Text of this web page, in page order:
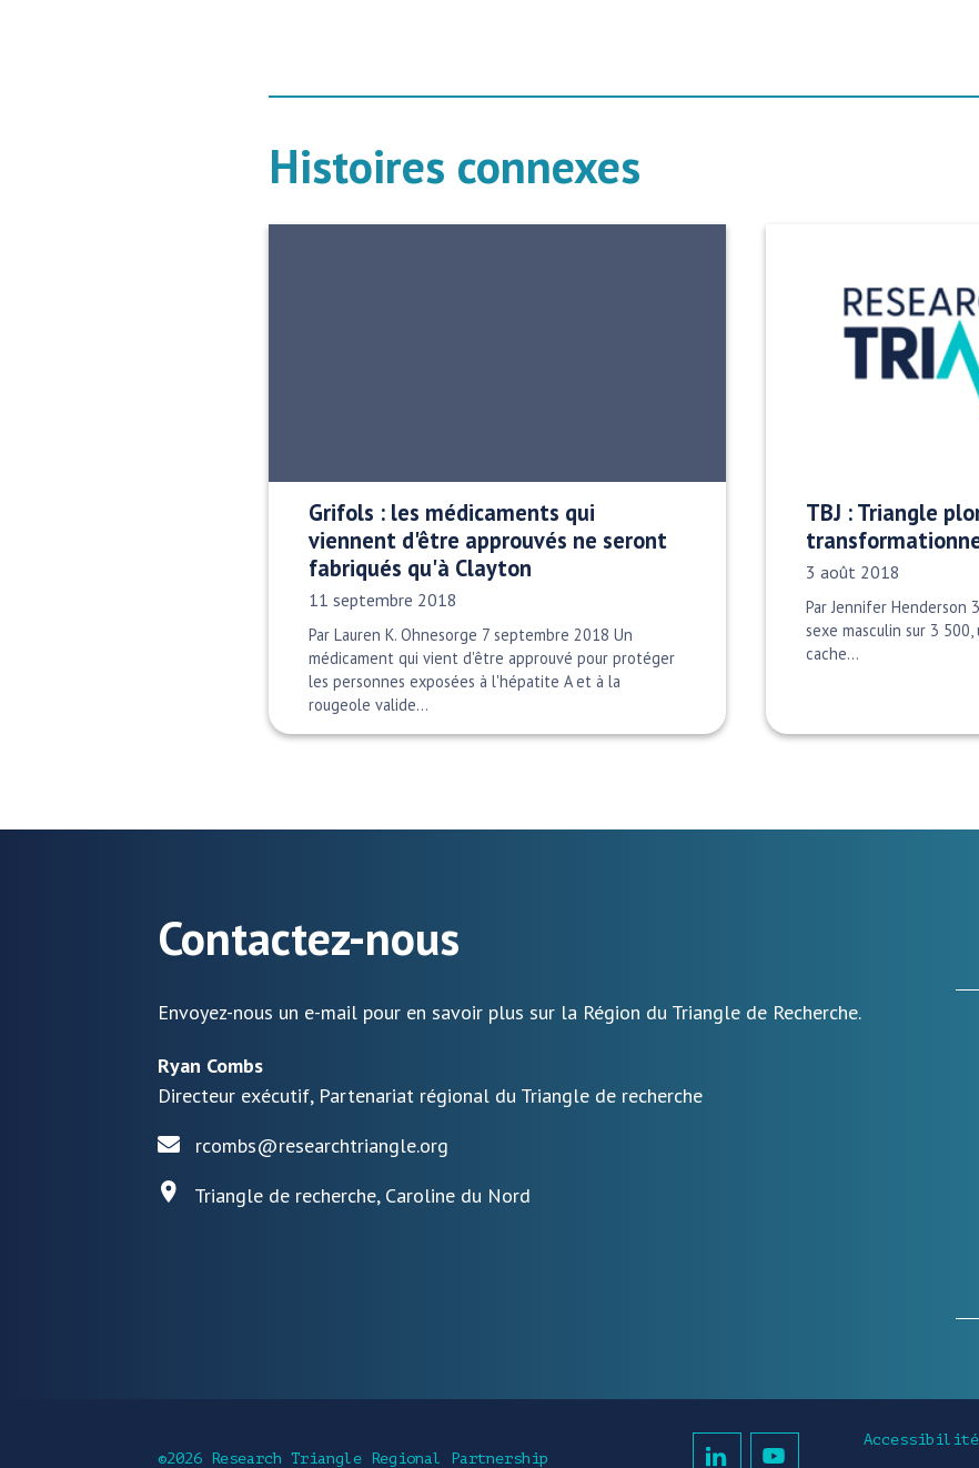
Histoires connexes
Grifols : les médicaments qui
viennent d'être approuvés ne seront
fabriqués qu'à Clayton
Date publiée:
11 septembre 2018
Par Lauren K. Ohnesorge 7 septembre 2018 Un
médicament qui vient d'être approuvé pour protéger
les personnes exposées à l'hépatite A et à la
rougeole valide…
TBJ : Triangle
Date publiée:
3 août 2018
Par Jennifer Henderson
sexe masculin sur 3
cache…
Contactez-nous
Envoyez-nous un e-mail pour en savoir plus sur la Région du Triangle de Recherche.
Ryan Combs
Directeur exécutif, Partenariat régional du Triangle de recherche
rcombs@researchtriangle.org
Triangle de recherche, Caroline du Nord
©2026 Research Triangle Regional Partnership
Accessibilité